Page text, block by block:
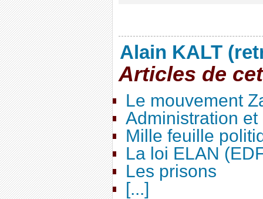
Alain KALT
Articles de
Le mouvement
Administration
Mille feuille
La loi ELAN
Les prisons
[...]